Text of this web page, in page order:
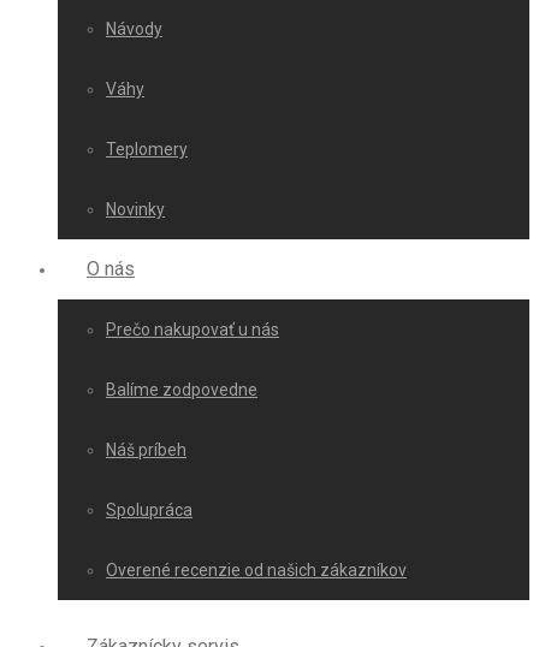
Návody
Váhy
Teplomery
Novinky
O nás
Prečo nakupovať u nás
Balíme zodpovedne
Náš príbeh
Spolupráca
Overené recenzie od našich zákazníkov